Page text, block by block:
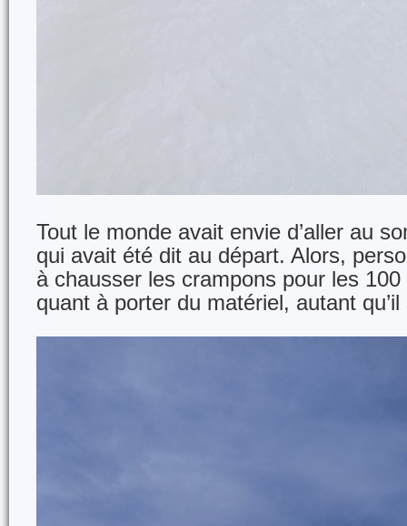
Tout le monde avait envie d’aller au
qui avait été dit au départ. Alors,
à chausser les crampons pour les
quant à porter du matériel, autant